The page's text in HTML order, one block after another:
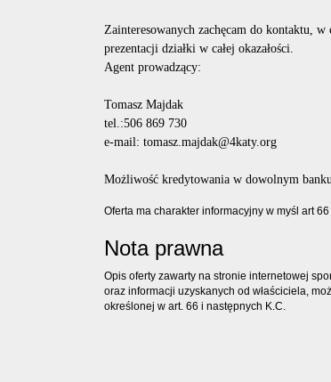
Zainteresowanych zachęcam do kontaktu,
prezentacji działki w całej okazałości.
Agent prowadzący:
Tomasz Majdak
tel.:506 869 730
e-mail: tomasz.majdak@4katy.org
Możliwość kredytowania w dowolnym
Oferta ma charakter informacyjny w myśl art 66
Nota prawna
Opis oferty zawarty na stronie internetowej
oraz informacji uzyskanych od właściciela,
określonej w art. 66 i następnych K.C.